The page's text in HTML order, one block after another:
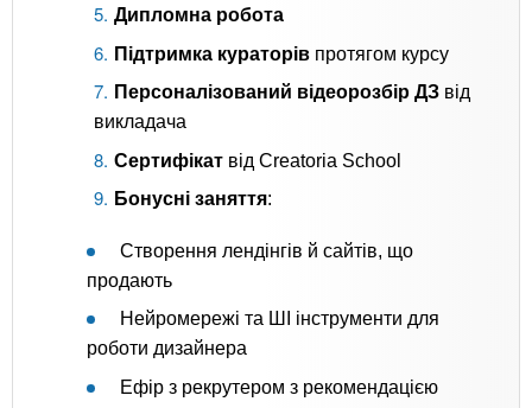
Дипломна робота
Підтримка кураторівпротягом курсу
Персоналізований відеорозбір ДЗвід
викладача
Сертифікатвід Creatoria School
Бонусні заняття:
Створення лендінгів й сайтів, що
продають
Нейромережі та ШІ інструменти для
роботи дизайнера
Ефір з рекрутером з рекомендацією